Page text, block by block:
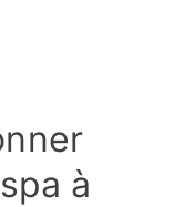
à